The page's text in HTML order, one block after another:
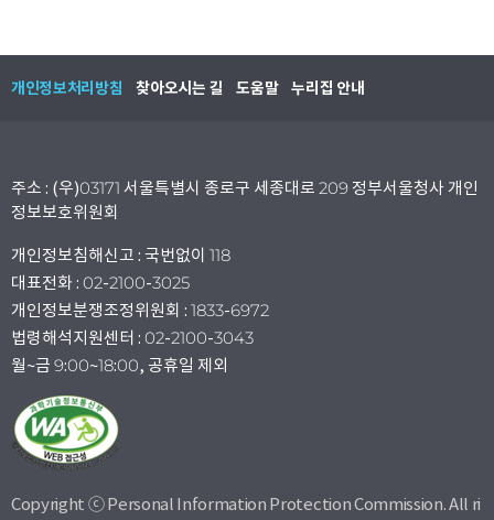
개인정보처리방침 찾아오시는 길 도움말 누리집 안내
주소 : (우)03171 서울특별시 종로구 세종대로 209 정부서울청사 개인
정보보호위원회
개인정보침해신고 : 국번없이 118
대표전화 : 02-2100-3025
개인정보분쟁조정위원회 : 1833-6972
법령해석지원센터 : 02-2100-3043
월~금 9:00~18:00, 공휴일 제외
Copyright ⓒ Personal Information Protection Commission. All ri